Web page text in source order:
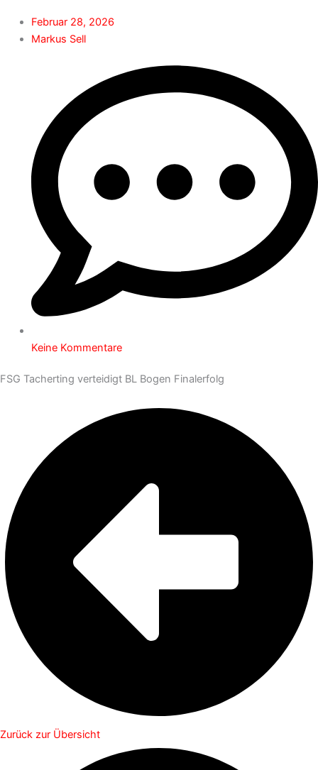
Februar 28, 2026
Markus Sell
Keine Kommentare
FSG Tacherting verteidigt BL Bogen Finalerfolg
Zurück zur Übersicht